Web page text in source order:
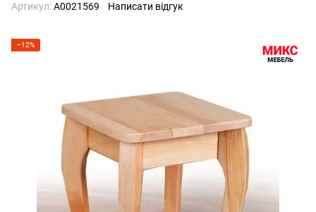
Артикул:А0021569 Написати відгук
−12%